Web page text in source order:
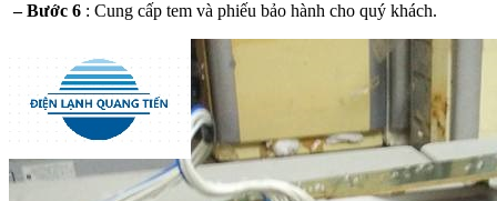
– Bước 6 : Cung cấp tem và phiếu bảo hành cho quý khách.